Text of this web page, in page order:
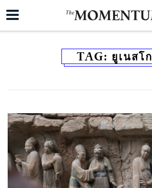
TAG: ยูเนสโก